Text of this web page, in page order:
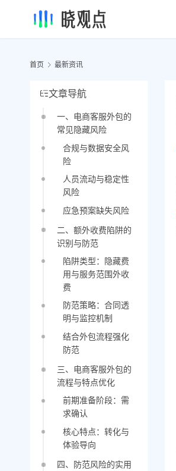
首页 最新资讯
文章导航
一、电商客服外包的
常见隐藏风险
合规与数据安全风
险
人员流动与稳定性
风险
应急预案缺失风险
二、额外收费陷阱的
识别与防范
陷阱类型：隐藏费
用与服务范围外收
费
防范策略：合同透
明与监控机制
结合外包流程强化
防范
三、电商客服外包的
流程与特点优化
前期准备阶段：需
求确认
核心特点：转化与
体验导向
四、防范风险的实用